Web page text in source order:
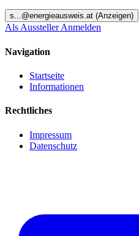
s...@energieausweis.at (Anzeigen)
Als Aussteller Anmelden
Navigation
Startseite
Informationen
Rechtliches
Impressum
Datenschutz